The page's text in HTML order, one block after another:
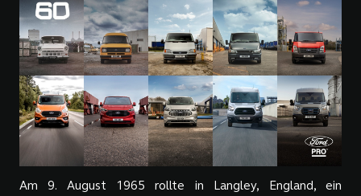
Am 9. August 1965 rollte in Langley, England, ein